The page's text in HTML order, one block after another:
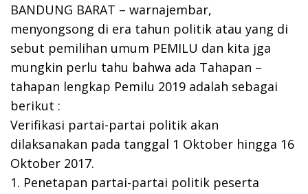
BANDUNG BARAT – warnajembar,
menyongsong di era tahun politik atau yang di
sebut pemilihan umum PEMILU dan kita jga
mungkin perlu tahu bahwa ada Tahapan –
tahapan lengkap Pemilu 2019 adalah sebagai
berikut :
Verifikasi partai-partai politik akan
dilaksanakan pada tanggal 1 Oktober hingga 16
Oktober 2017.
1. Penetapan partai-partai politik peserta